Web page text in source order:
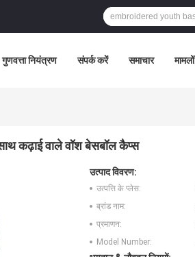
गुणवत्ता नियंत्रण संपर्क करें समाचार मामलों
कढ़ाई वाले वॉश बेसबॉल कैप्स
उत्पाद विवरण:
उत्पत्ति के प्लेस:
ब्रांड नाम:
प्रमाणन:
Model Number: